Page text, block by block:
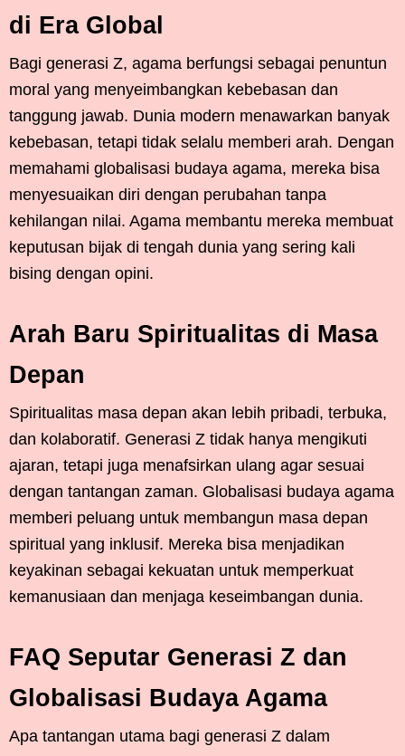
di Era Global
Bagi generasi Z, agama berfungsi sebagai penuntun
moral yang menyeimbangkan kebebasan dan
tanggung jawab. Dunia modern menawarkan banyak
kebebasan, tetapi tidak selalu memberi arah. Dengan
memahami globalisasi budaya agama, mereka bisa
menyesuaikan diri dengan perubahan tanpa
kehilangan nilai. Agama membantu mereka membuat
keputusan bijak di tengah dunia yang sering kali
bising dengan opini.
Arah Baru Spiritualitas di Masa
Depan
Spiritualitas masa depan akan lebih pribadi, terbuka,
dan kolaboratif. Generasi Z tidak hanya mengikuti
ajaran, tetapi juga menafsirkan ulang agar sesuai
dengan tantangan zaman. Globalisasi budaya agama
memberi peluang untuk membangun masa depan
spiritual yang inklusif. Mereka bisa menjadikan
keyakinan sebagai kekuatan untuk memperkuat
kemanusiaan dan menjaga keseimbangan dunia.
FAQ Seputar Generasi Z dan
Globalisasi Budaya Agama
Apa tantangan utama bagi generasi Z dalam